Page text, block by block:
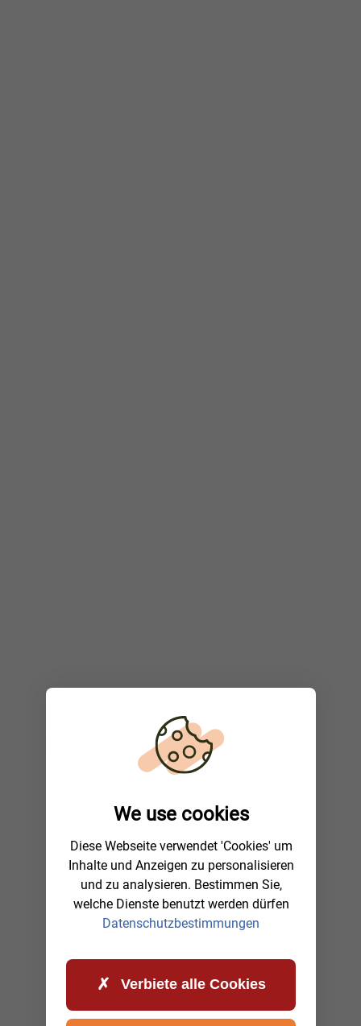
We use cookies
Diese Webseite verwendet 'Cookies' um
Inhalte und Anzeigen zu personalisieren
und zu analysieren. Bestimmen Sie,
welche Dienste benutzt werden dürfen
Datenschutzbestimmungen
Verbiete alle Cookies